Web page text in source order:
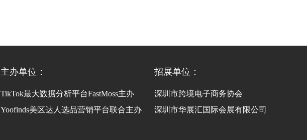
主办单位：
TikTok最大数据分析平台FastMoss主办
Yoofinds美区达人选品营销平台联合主办
招展单位：
深圳市跨境电子商务协会
深圳市华展汇国际会展有限公司